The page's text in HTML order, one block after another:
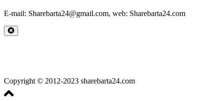
E-mail: Sharebarta24@gmail.com, web: Sharebarta24.com
Copyright © 2012-2023 sharebarta24.com